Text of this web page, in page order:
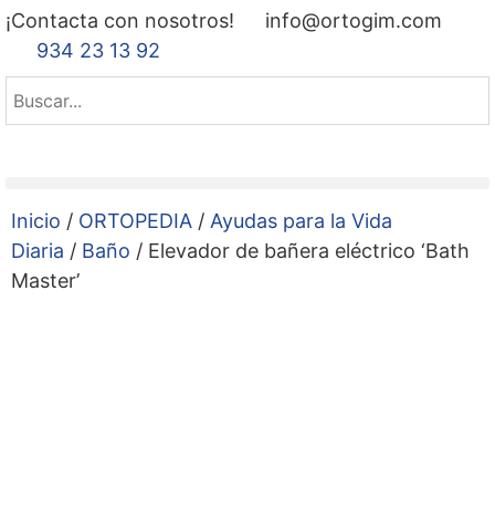
¡Contacta con nosotros!
info@ortogim.com
934 23 13 92
Inicio / ORTOPEDIA / Ayudas para la Vida
Diaria / Baño / Elevador de bañera eléctrico ‘Bath
Master’